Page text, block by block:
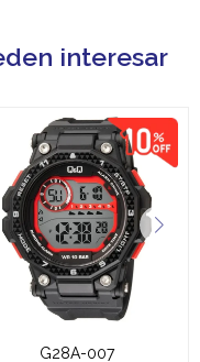
interesar
G28A-007